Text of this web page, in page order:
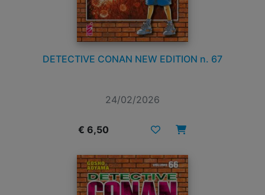
DETECTIVE CONAN NEW EDITION n. 67
24/02/2026
€ 6,50